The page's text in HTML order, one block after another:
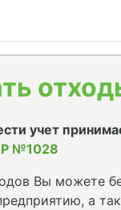
учет
№1028
Вы можете
а